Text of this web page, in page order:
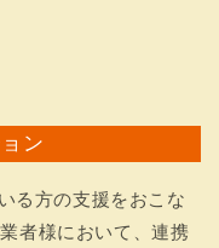
ン
る方の支援をおこな
者様において、連携